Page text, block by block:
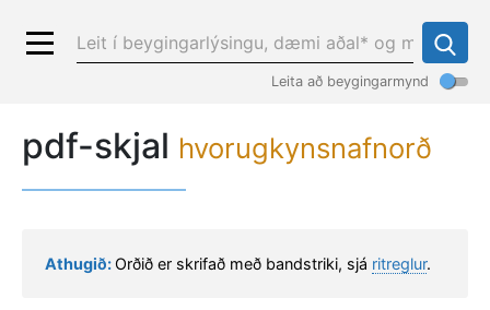
Leita að beygingarmynd
pdf-skjal hvorugkynsnafnorð
Athugið:Orðið er skrifað með bandstriki, sjá ritreglur.